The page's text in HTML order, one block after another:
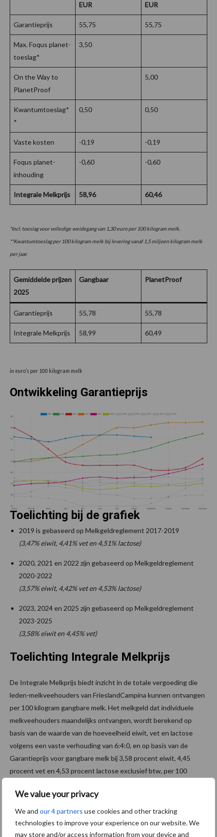
We value your privacy
We and our 4 partners use cookies and other tracking
technologies to improve your experience on our website. We
may store and/or access information from your device and
EUR EUR
Garantieprijs 55,75 55,75
Max. Foqus planet-
toeslag*
3,50
On the Way to
PlanetProof
5,00
Kwantumtoeslag*
*
0,50 0,50
Vaste kosten -0,19 -0,19
Foqus planet-
inhouding
-0,60 -0,60
Integrale Melkprijs 58,96 60,46
*Incl. toeslag voor volledige weidegang van 1,30 euro per 100 kilogram melk.
**Kwantumtoeslag per 100 kilogram melk bij levering vanaf 1,5 miljoen kilogram melk
per jaar.
Gemiddelde prijzen
2025
Gangbaar PlanetProof
Garantieprijs 55,78 55,78
Integrale Melkprijs 58,99 60,49
in euro’s per 100 kilogram melk
Ontwikkeling Garantieprijs
Toelichting bij de grafiek
2019 is gebaseerd op Melkgeldreglement 2017-2019
(3,47% eiwit, 4,41% vet en 4,51% lactose)
2020, 2021 en 2022 zijn gebaseerd op Melkgeldreglement
2020-2022
(3,57% eiwit, 4,42% vet en 4,53% lactose)
2023, 2024 en 2025 zijn gebaseerd op Melkgeldreglement
2023-2025
(3,58% eiwit en 4,45% vet)
Toelichting Integrale Melkprijs
De Integrale Melkprijs biedt inzicht in de totale vergoeding die
leden-melkveehouders van FrieslandCampina kunnen ontvangen
per 100 kilogram gangbare melk. Het melkgeld dat individuele
melkveehouders maandelijks ontvangen, wordt berekend op
basis van de waarde van de hoeveelheid eiwit, vet en lactose
volgens een vaste verhouding van 6:4:0, en op basis van de
Garantieprijs voor gangbare melk bij 3,58 procent eiwit, 4,45
procent vet en 4,53 procent lactose exclusief btw, per 100
zuivelondernemingen (referentieondernemingen) in landen in
Noordwest-Europa bij een gemiddelde jaarlevering van 925.000